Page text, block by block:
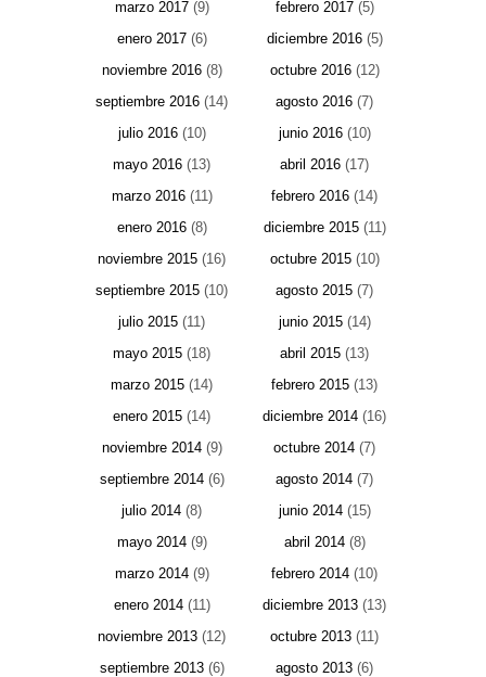
marzo 2017(9) febrero 2017(5)
enero 2017(6) diciembre 2016(5)
noviembre 2016(8) octubre 2016(12)
septiembre 2016 (14) agosto 2016 (7)
julio 2016(10) junio 2016(10)
mayo 2016 (13) abril 2016 (17)
marzo 2016(11) febrero 2016 (14)
enero 2016(8) diciembre 2015(11)
noviembre 2015 (16) octubre 2015(10)
septiembre 2015 (10) agosto 2015 (7)
julio 2015 (11) junio 2015(14)
mayo 2015 (18) abril 2015 (13)
marzo 2015 (14) febrero 2015 (13)
enero 2015 (14) diciembre 2014 (16)
noviembre 2014(9) octubre 2014 (7)
septiembre 2014(6) agosto 2014 (7)
julio 2014 (8) junio 2014(15)
mayo 2014(9) abril 2014(8)
marzo 2014(9) febrero 2014 (10)
enero 2014(11) diciembre 2013 (13)
noviembre 2013 (12) octubre 2013 (11)
septiembre 2013(6) agosto 2013 (6)